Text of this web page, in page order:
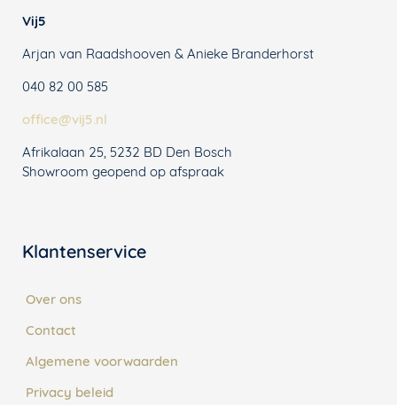
Vij5
Arjan van Raadshooven & Anieke Branderhorst
040 82 00 585
office@vij5.nl
Afrikalaan 25, 5232 BD Den Bosch
Showroom geopend op afspraak
Klantenservice
Over ons
Contact
Algemene voorwaarden
Privacy beleid